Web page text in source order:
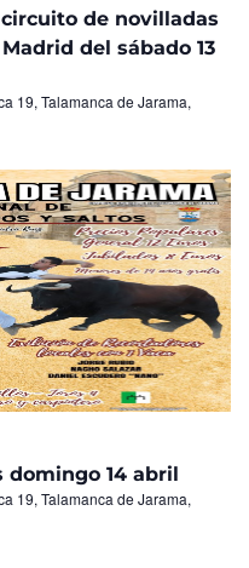
de novilladas
del sábado 13
19, Talamanca de Jarama,
domingo 14 abril
19, Talamanca de Jarama,